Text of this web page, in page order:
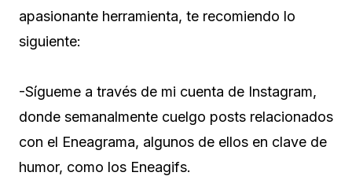
apasionante herramienta, te recomiendo lo
siguiente:
-Sígueme a través de mi cuenta de Instagram,
donde semanalmente cuelgo posts relacionados
con el Eneagrama, algunos de ellos en clave de
humor, como los Eneagifs.